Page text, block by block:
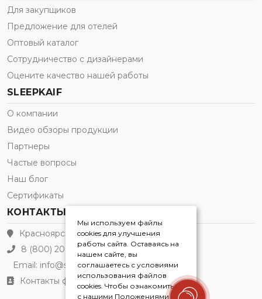
Мы используем файлы
cookies для улучшения
работы сайта. Оставаясь на
нашем сайте, вы
соглашаетесь с условиями
использования файлов
cookies. Чтобы ознакомиться
с нашими Положениями о
Для закупщиков
Предложение для отелей
Оптовый каталог
Сотрудничество с дизайнерами
Оцените качество нашей работы
SLEEPKAIF
О компании
Видео обзоры продукции
Партнеры
Частые вопросы
Наш блог
Сертификаты
КОНТАКТЫ
Красноярск
8 (800) 200-21-91
Email: info@sleepkaif.ru
Контакты филиалов